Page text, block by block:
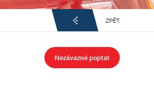
ZPĚT
Nezávazně poptat